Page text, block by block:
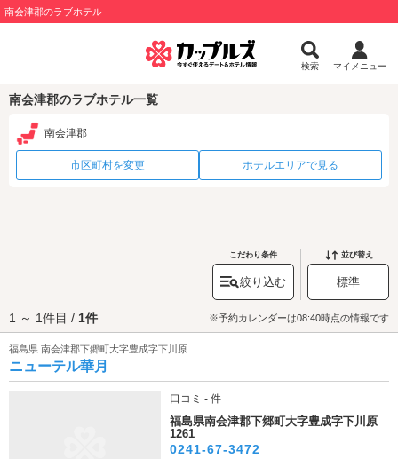
南会津郡のラブホテル
検索 マイメニュー
南会津郡のラブホテル一覧
南会津郡
市区町村を変更 ホテルエリアで見る
こだわり条件
絞り込む
並び替え
標準
1 ～ 1件目 / 1件 ※予約カレンダーは08:40時点の情報です
福島県 南会津郡下郷町大字豊成字下川原
ニューテル華月
口コミ - 件
福島県南会津郡下郷町大字豊成字下川原
1261
0241-67-3472